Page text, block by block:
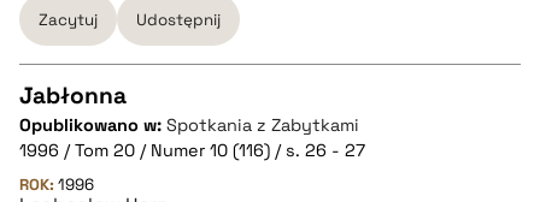
BIBTEX
pobierz cytat
Zacytuj Udostępnij
CZYSTY TEKST
Jabłonna
Opublikowano w: Spotkania z Zabytkami
1996 / Tom 20 / Numer 10 (116) / s. 26 - 27
ROK: 1996